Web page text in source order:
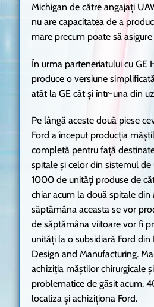
Michigan de către angajați
nu are capacitatea de a
mare precum poate să
În urma parteneriatului cu GE
produce o versiune
atât la GE cât și într-una din
Pe lângă aceste două piese
Ford a început producția
completă pentru față
spitale și celor din sistemul
1000 de unități produse de
chiar acum la două spitale din
săptămâna aceasta se vor
de săptămâna viitoare vor fi
unități la o subsidiară Ford
Design and Manufacturing.
achiziția măștilor chirurgicale
problematice de găsit acum.
localiza și achiziționa Ford.